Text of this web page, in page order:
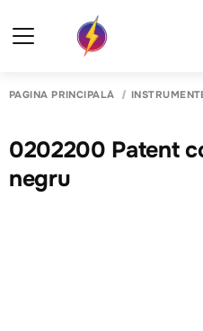
PAGINA PRINCIPALĂ
0202200 Patent
negru